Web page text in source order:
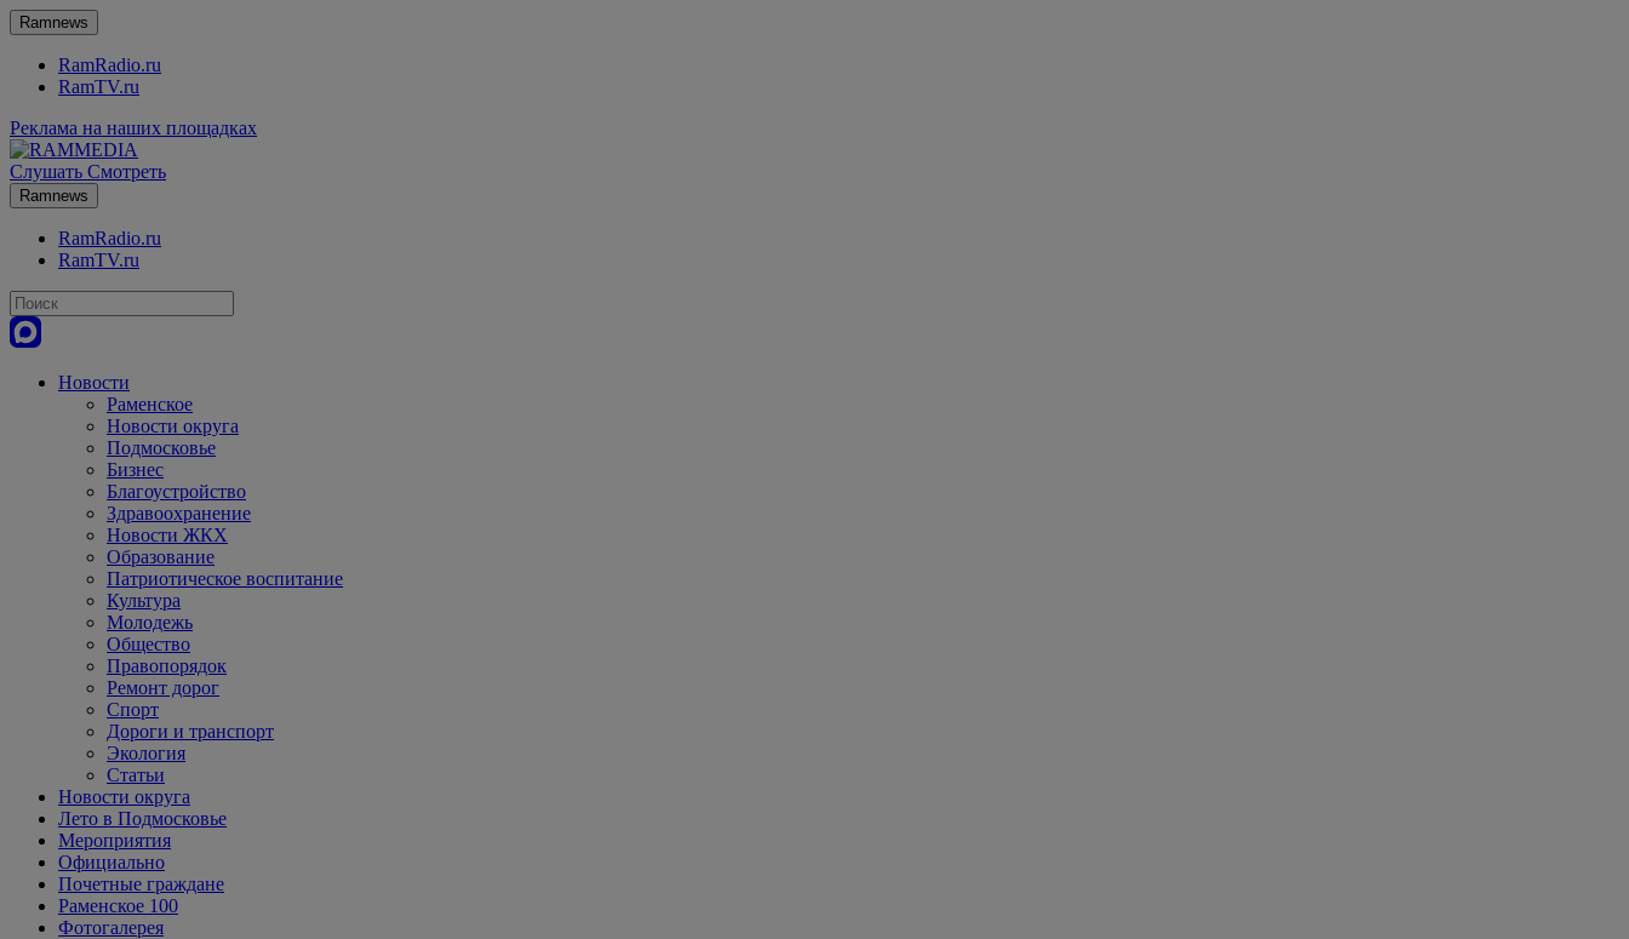
Ramnews
RamRadio.ru
RamTV.ru
Реклама на наших площадках
Слушать Смотреть
Ramnews
RamRadio.ru
RamTV.ru
Новости
Раменское
Новости округа
Подмосковье
Бизнес
Благоустройство
Здравоохранение
Новости ЖКХ
Образование
Патриотическое воспитание
Культура
Молодежь
Общество
Правопорядок
Ремонт дорог
Спорт
Дороги и транспорт
Экология
Статьи
Новости округа
Лето в Подмосковье
Мероприятия
Официально
Почетные граждане
Раменское 100
Фотогалерея